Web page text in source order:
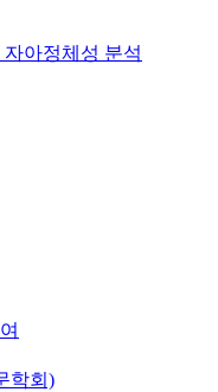
아정체성 분석
학회)